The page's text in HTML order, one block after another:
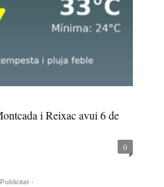
i Reixac avui 6 de
0
-